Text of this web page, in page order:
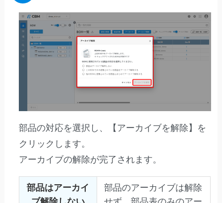
部品の対応を選択し、【アーカイブを解除】を
クリックします。
アーカイブの解除が完了されます。
部品はアーカイ
部品のアーカイブは解除